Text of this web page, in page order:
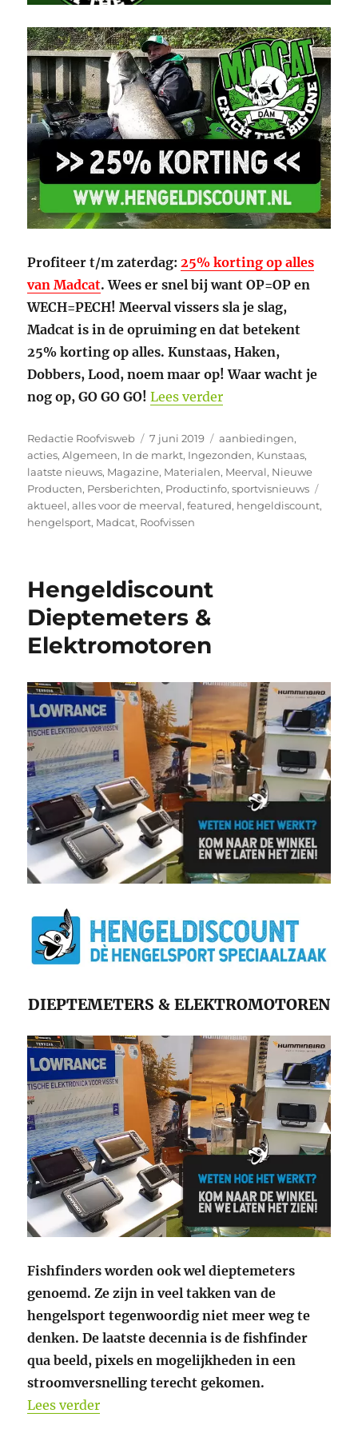
Profiteer t/m zaterdag:25% korting op alles
van Madcat. Wees er snel bij want OP=OP en
WECH=PECH!Meerval vissers sla je slag,
Madcat is in de opruiming en dat betekent
25% korting op alles. Kunstaas, Haken,
Dobbers, Lood, noem maar op! Waar wacht je
nog op, GO GO GO! Lees verder“25% Korting op
Auteur
Redactie Roofvisweb
Geplaatst
op
7 juni 2019 Categorieën
aanbiedingen,
acties,Algemeen, In de markt, Ingezonden, Kunstaas,
laatste nieuws, Magazine, Materialen, Meerval, Nieuwe
Producten, Persberichten, Productinfo,sportvisnieuws
aktueel,alles voor de meerval,featured, hengeldiscount,
hengelsport, Madcat, Roofvissen
Hengeldiscount
Dieptemeters &
Elektromotoren
DIEPTEMETERS & ELEKTROMOTOREN
Fishfinders worden ook wel dieptemeters
genoemd. Ze zijn in veel takken van de
hengelsport tegenwoordig niet meer weg te
denken. De laatste decennia is de fishfinder
qua beeld, pixels en mogelijkheden in een
stroomversnelling terecht gekomen.
Lees verder“Hengeldiscount Dieptemeters &